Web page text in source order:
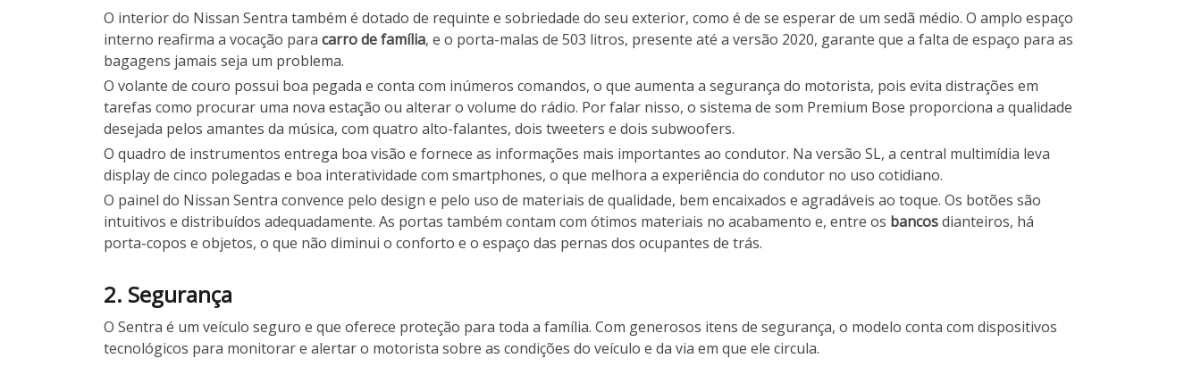
O interior do Nissan Sentra também é dotado de requinte e sobriedade do seu exterior, como é de se esperar de um sedã médio. O amplo espaço
interno reafirma a vocação para carro de família, e o porta-malas de 503 litros, presente até a versão 2020, garante que a falta de espaço para as
bagagens jamais seja um problema.
O volante de couro possui boa pegada e conta com inúmeros comandos, o que aumenta a segurança do motorista, pois evita distrações em
tarefas como procurar uma nova estação ou alterar o volume do rádio. Por falar nisso, o sistema de som Premium Bose proporciona a qualidade
desejada pelos amantes da música, com quatro alto-falantes, dois tweeters e dois subwoofers.
O quadro de instrumentos entrega boa visão e fornece as informações mais importantes ao condutor. Na versão SL, a central multimídia leva
display de cinco polegadas e boa interatividade com smartphones, o que melhora a experiência do condutor no uso cotidiano.
O painel do Nissan Sentra convence pelo design e pelo uso de materiais de qualidade, bem encaixados e agradáveis ao toque. Os botões são
intuitivos e distribuídos adequadamente. As portas também contam com ótimos materiais no acabamento e, entre os bancosdianteiros, há
porta-copos e objetos, o que não diminui o conforto e o espaço das pernas dos ocupantes de trás.
2. Segurança
O Sentra é um veículo seguro e que oferece proteção para toda a família. Com generosos itens de segurança, o modelo conta com dispositivos
tecnológicos para monitorar e alertar o motorista sobre as condições do veículo e da via em que ele circula.